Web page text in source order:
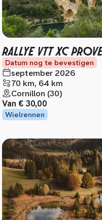
RALLYE VTT XC
Datum nog te bevestigen
september 2026
70 km, 64 km
Cornillon (30)
Van € 30,00
Wielrennen